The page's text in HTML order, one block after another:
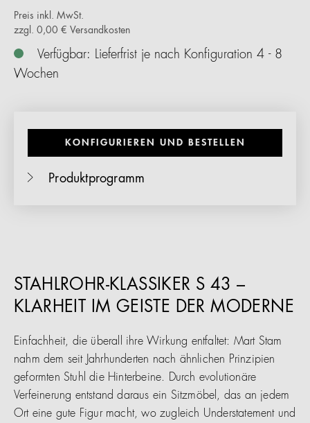
Preis inkl. MwSt.
zzgl. 0,00 € Versandkosten
Verfügbar: Lieferfrist je nach Konfiguration 4 - 8
Wochen
KONFIGURIEREN UND BESTELLEN
Produktprogramm
STAHLROHR-KLASSIKER S 43 –
KLARHEIT IM GEISTE DER MODERNE
Einfachheit, die überall ihre Wirkung entfaltet: Mart Stam
nahm dem seit Jahrhunderten nach ähnlichen Prinzipien
geformten Stuhl die Hinterbeine. Durch evolutionäre
Verfeinerung entstand daraus ein Sitzmöbel, das an jedem
Ort eine gute Figur macht, wo zugleich Understatement und